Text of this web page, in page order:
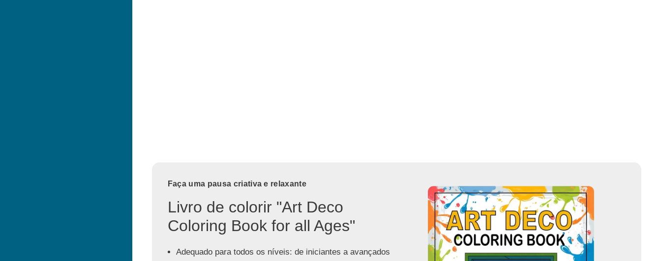
Faça uma pausa criativa e relaxante
Livro de colorir "Art Deco
Coloring Book for all Ages"
Adequado para todos os níveis: de iniciantes a avançados